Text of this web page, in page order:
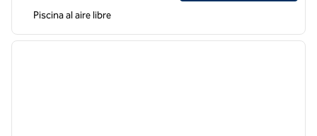
Piscina al aire libre
1 de 12